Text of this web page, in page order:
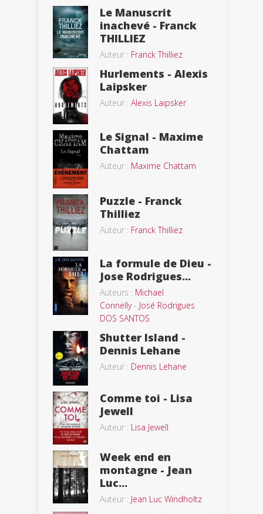
Le Manuscrit
inachevé - Franck
THILLIEZ
Auteur : Franck Thilliez
Hurlements - Alexis
Laipsker
Auteur : Alexis Laipsker
Le Signal - Maxime
Chattam
Auteur : Maxime Chattam
Puzzle - Franck
Thilliez
Auteur : Franck Thilliez
La formule de Dieu -
Jose Rodrigues...
Auteurs : Michael
Connelly- José Rodrigues
DOS SANTOS
Shutter Island -
Dennis Lehane
Auteur : Dennis Lehane
Comme toi - Lisa
Jewell
Auteur : Lisa Jewell
Week end en
montagne - Jean
Luc...
Auteur : Jean Luc Windholtz